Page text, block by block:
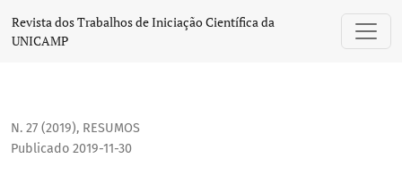
Esporte universitário no estado de São Paulo: um
Revista dos Trabalhos de Iniciação Científica da
UNICAMP
N. 27 (2019), RESUMOS
Publicado 2019-11-30